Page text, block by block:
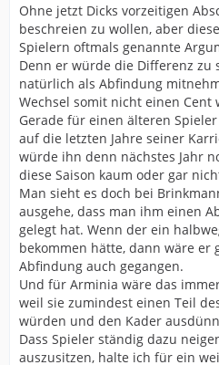
Ohne jetzt Dicks vorzeitigen
beschreien zu wollen, aber
Spielern oftmals genannte
Denn er würde die Differenz zu
natürlich als Abfindung
Wechsel somit nicht einen Cent
Gerade für einen älteren
auf die letzten Jahre seiner
würde ihn denn nächstes Jahr
diese Saison kaum oder gar
Man sieht es doch bei
ausgehe, dass man ihm einen
gelegt hat. Wenn der ein
bekommen hätte, dann wäre er
Abfindung auch gegangen.
Und für Arminia wäre das
weil sie zumindest einen Teil
würden und den Kader
Dass Spieler ständig dazu
auszusitzen, halte ich für ein